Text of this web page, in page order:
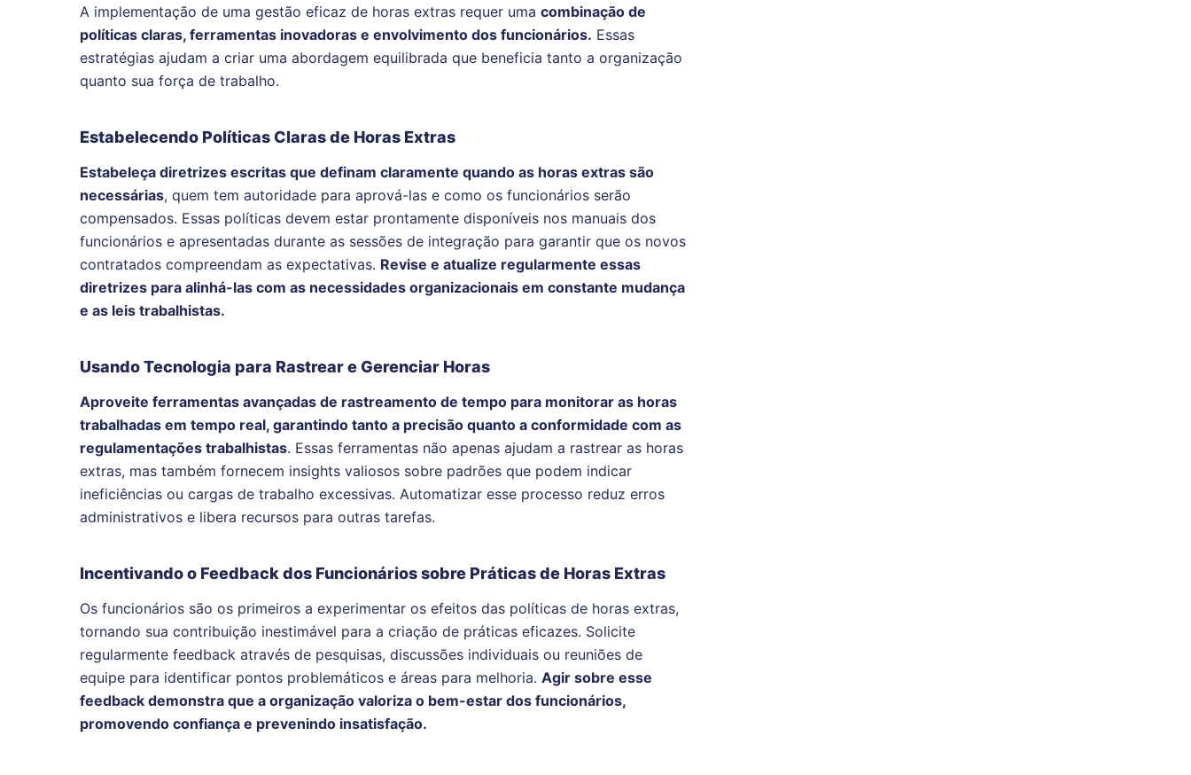
A implementação de uma gestão eficaz de horas extras requer uma combinação de
políticas claras, ferramentas inovadoras e envolvimento dos funcionários. Essas
estratégias ajudam a criar uma abordagem equilibrada que beneficia tanto a organização
quanto sua força de trabalho.
Estabelecendo Políticas Claras de Horas Extras
Estabeleça diretrizes escritas que definam claramente quando as horas extras são
necessárias, quem tem autoridade para aprová-las e como os funcionários serão
compensados. Essas políticas devem estar prontamente disponíveis nos manuais dos
funcionários e apresentadas durante as sessões de integração para garantir que os novos
contratados compreendam as expectativas. Revise e atualize regularmente essas
diretrizes para alinhá-las com as necessidades organizacionais em constante mudança
e as leis trabalhistas.
Usando Tecnologia para Rastrear e Gerenciar Horas
Aproveite ferramentas avançadas de rastreamento de tempo para monitorar as horas
trabalhadas em tempo real, garantindo tanto a precisão quanto a conformidade com as
regulamentações trabalhistas. Essas ferramentas não apenas ajudam a rastrear as horas
extras, mas também fornecem insights valiosos sobre padrões que podem indicar
ineficiências ou cargas de trabalho excessivas. Automatizar esse processo reduz erros
administrativos e libera recursos para outras tarefas.
Incentivando o Feedback dos Funcionários sobre Práticas de Horas Extras
Os funcionários são os primeiros a experimentar os efeitos das políticas de horas extras,
tornando sua contribuição inestimável para a criação de práticas eficazes. Solicite
regularmente feedback através de pesquisas, discussões individuais ou reuniões de
equipe para identificar pontos problemáticos e áreas para melhoria. Agir sobre esse
feedback demonstra que a organização valoriza o bem-estar dos funcionários,
promovendo confiança e prevenindo insatisfação.